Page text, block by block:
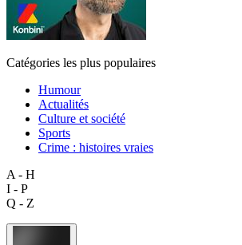
Catégories les plus populaires
Humour
Actualités
Culture et société
Sports
Crime : histoires vraies
A - H
I - P
Q - Z